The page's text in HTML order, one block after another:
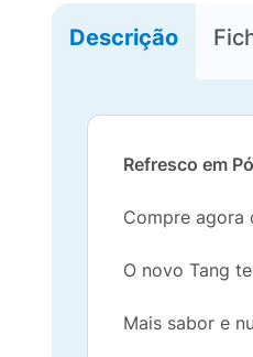
Descrição
Refresco em
Compre agora
O novo Tang
Mais sabor e